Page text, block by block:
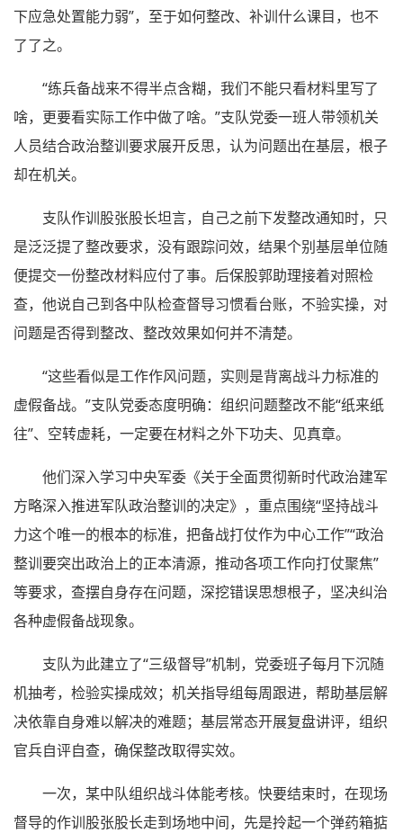
下应急处置能力弱”，至于如何整改、补训什么课目，也不
了了之。
“练兵备战来不得半点含糊，我们不能只看材料里写了
啥，更要看实际工作中做了啥。”支队党委一班人带领机关
人员结合政治整训要求展开反思，认为问题出在基层，根子
却在机关。
支队作训股张股长坦言，自己之前下发整改通知时，只
是泛泛提了整改要求，没有跟踪问效，结果个别基层单位随
便提交一份整改材料应付了事。后保股郭助理接着对照检
查，他说自己到各中队检查督导习惯看台账，不验实操，对
问题是否得到整改、整改效果如何并不清楚。
“这些看似是工作作风问题，实则是背离战斗力标准的
虚假备战。”支队党委态度明确：组织问题整改不能“纸来纸
往”、空转虚耗，一定要在材料之外下功夫、见真章。
他们深入学习中央军委《关于全面贯彻新时代政治建军
方略深入推进军队政治整训的决定》，重点围绕“坚持战斗
力这个唯一的根本的标准，把备战打仗作为中心工作”“政治
整训要突出政治上的正本清源，推动各项工作向打仗聚焦”
等要求，查摆自身存在问题，深挖错误思想根子，坚决纠治
各种虚假备战现象。
支队为此建立了“三级督导”机制，党委班子每月下沉随
机抽考，检验实操成效；机关指导组每周跟进，帮助基层解
决依靠自身难以解决的难题；基层常态开展复盘讲评，组织
官兵自评自查，确保整改取得实效。
一次，某中队组织战斗体能考核。快要结束时，在现场
督导的作训股张股长走到场地中间，先是拎起一个弹药箱掂